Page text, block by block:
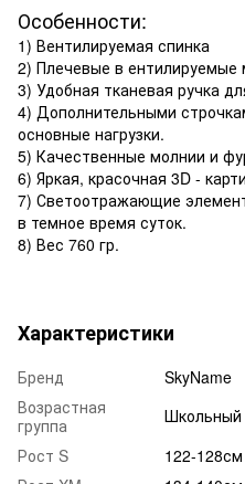
Особенности:
1) Вентилируемая спинка
2) Плечевые в ентилируемые
3) Удобная тканевая ручка
4) Дополнительными
основные нагрузки.
5) Качественные молнии и
6) Яркая, красочная 3D -
7) Светоотражающие
в темное время суток.
8) Вес 760 гр.
Характеристики
Бренд
SkyName
Возрастная
группа
Школьный
Рост S
122-128см